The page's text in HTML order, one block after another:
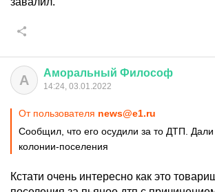
А Аморальный Философ
14:24, 03.01.2022
От пользователя news@e1.ru
Сообщил, что его осудили за то ДТП. Дали
колонии-поселения
Кстати очень интересно как это